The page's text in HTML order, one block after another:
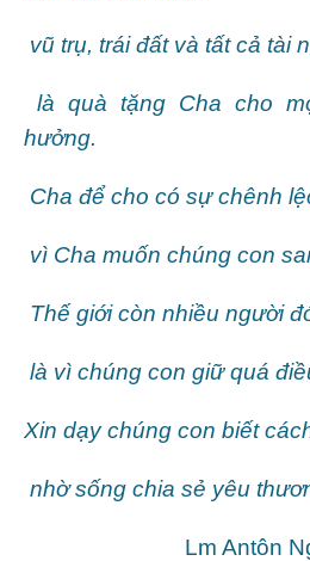
vũ trụ, trái đất và tất cả tài
là quà tặng Cha cho
hưởng.
Cha để cho có sự chênh
vì Cha muốn chúng con
Thế giới còn nhiều người
là vì chúng con giữ quá
Xin dạy chúng con biết
nhờ sống chia sẻ yêu
Lm Antôn